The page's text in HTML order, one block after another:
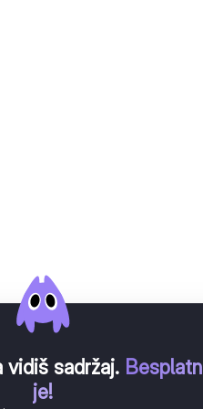
vidiš sadržaj.
je!